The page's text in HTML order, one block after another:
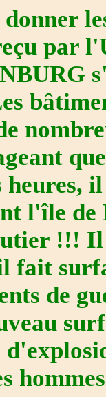
par
heures,
l'île de
!!! Il
fait
de